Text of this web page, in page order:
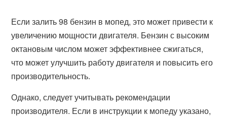
Если залить 98 бензин в мопед, это может привести к
увеличению мощности двигателя. Бензин с высоким
октановым числом может эффективнее сжигаться,
что может улучшить работу двигателя и повысить его
производительность.
Однако, следует учитывать рекомендации
производителя. Если в инструкции к мопеду указано,